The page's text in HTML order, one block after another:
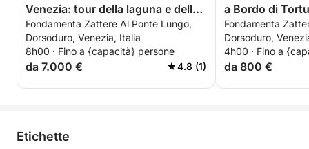
Venezia: tour della laguna e delle
isole.
Fondamenta Zattere Al Ponte Lungo,
Dorsoduro, Venezia, Italia
8h00 · Fino a {capacità} persone
da 7.000 € 4.8 (1)
a Bordo di
Fondamenta
Dorsoduro,
4h00 · Fino a
da 800 €
Etichette